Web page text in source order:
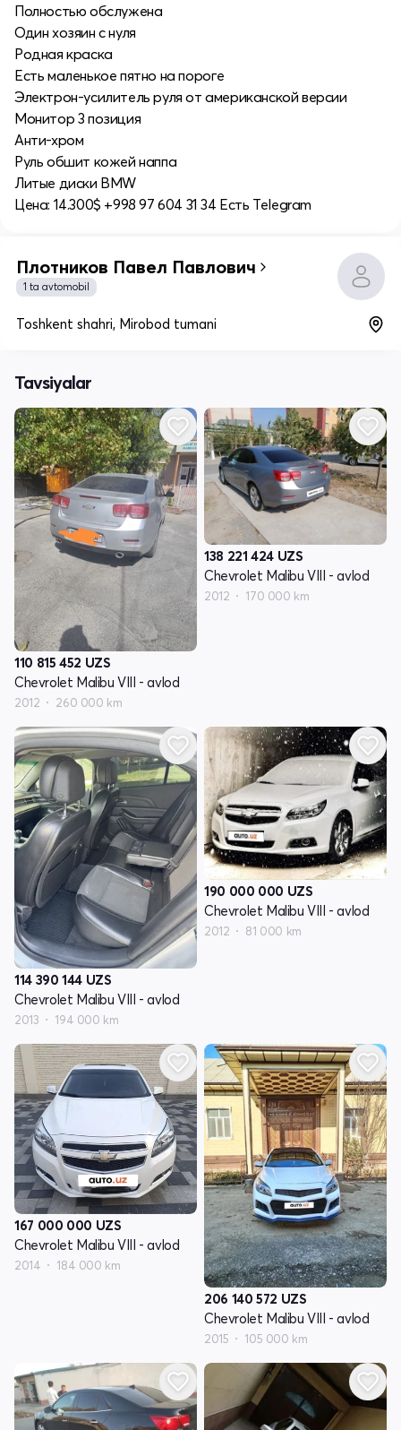
Полностью обслужена
Один хозяин с нуля
Родная краска
Есть маленькое пятно на пороге
Электрон-усилитель руля от американской версии
Монитор 3 позиция
Анти-хром
Руль обшит кожей наппа
Литые диски BMW
Цена: 14.300$ +998 97 604 31 34 Есть Telegram
Плотников Павел Павлович
1 ta avtomobil
Toshkent shahri, Mirobod tumani
Tavsiyalar
110 815 452 UZS
Chevrolet Malibu VIII - avlod
2012 260 000 km
138 221 424 UZS
Chevrolet Malibu VIII - avlod
2012 170 000 km
114 390 144 UZS
Chevrolet Malibu VIII - avlod
2013 194 000 km
190 000 000 UZS
Chevrolet Malibu VIII - avlod
2012 81 000 km
167 000 000 UZS
Chevrolet Malibu VIII - avlod
2014 184 000 km
206 140 572 UZS
Chevrolet Malibu VIII - avlod
2015 105 000 km